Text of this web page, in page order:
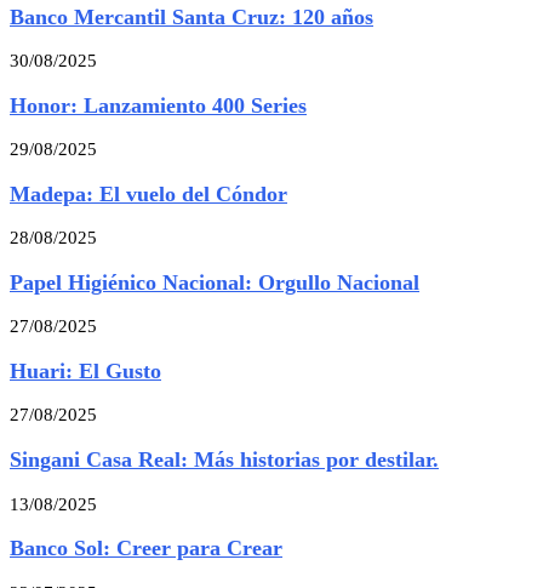
Banco Mercantil Santa Cruz: 120 años
30/08/2025
Honor: Lanzamiento 400 Series
29/08/2025
Madepa: El vuelo del Cóndor
28/08/2025
Papel Higiénico Nacional: Orgullo Nacional
27/08/2025
Huari: El Gusto
27/08/2025
Singani Casa Real: Más historias por destilar.
13/08/2025
Banco Sol: Creer para Crear